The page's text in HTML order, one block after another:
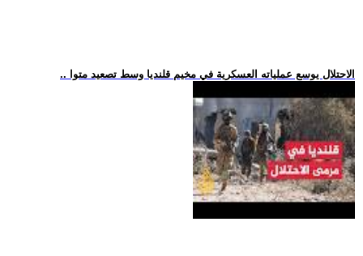
.. الاحتلال يوسع عملياته العسكرية في مخيم قلنديا وسط تصعيد متوا